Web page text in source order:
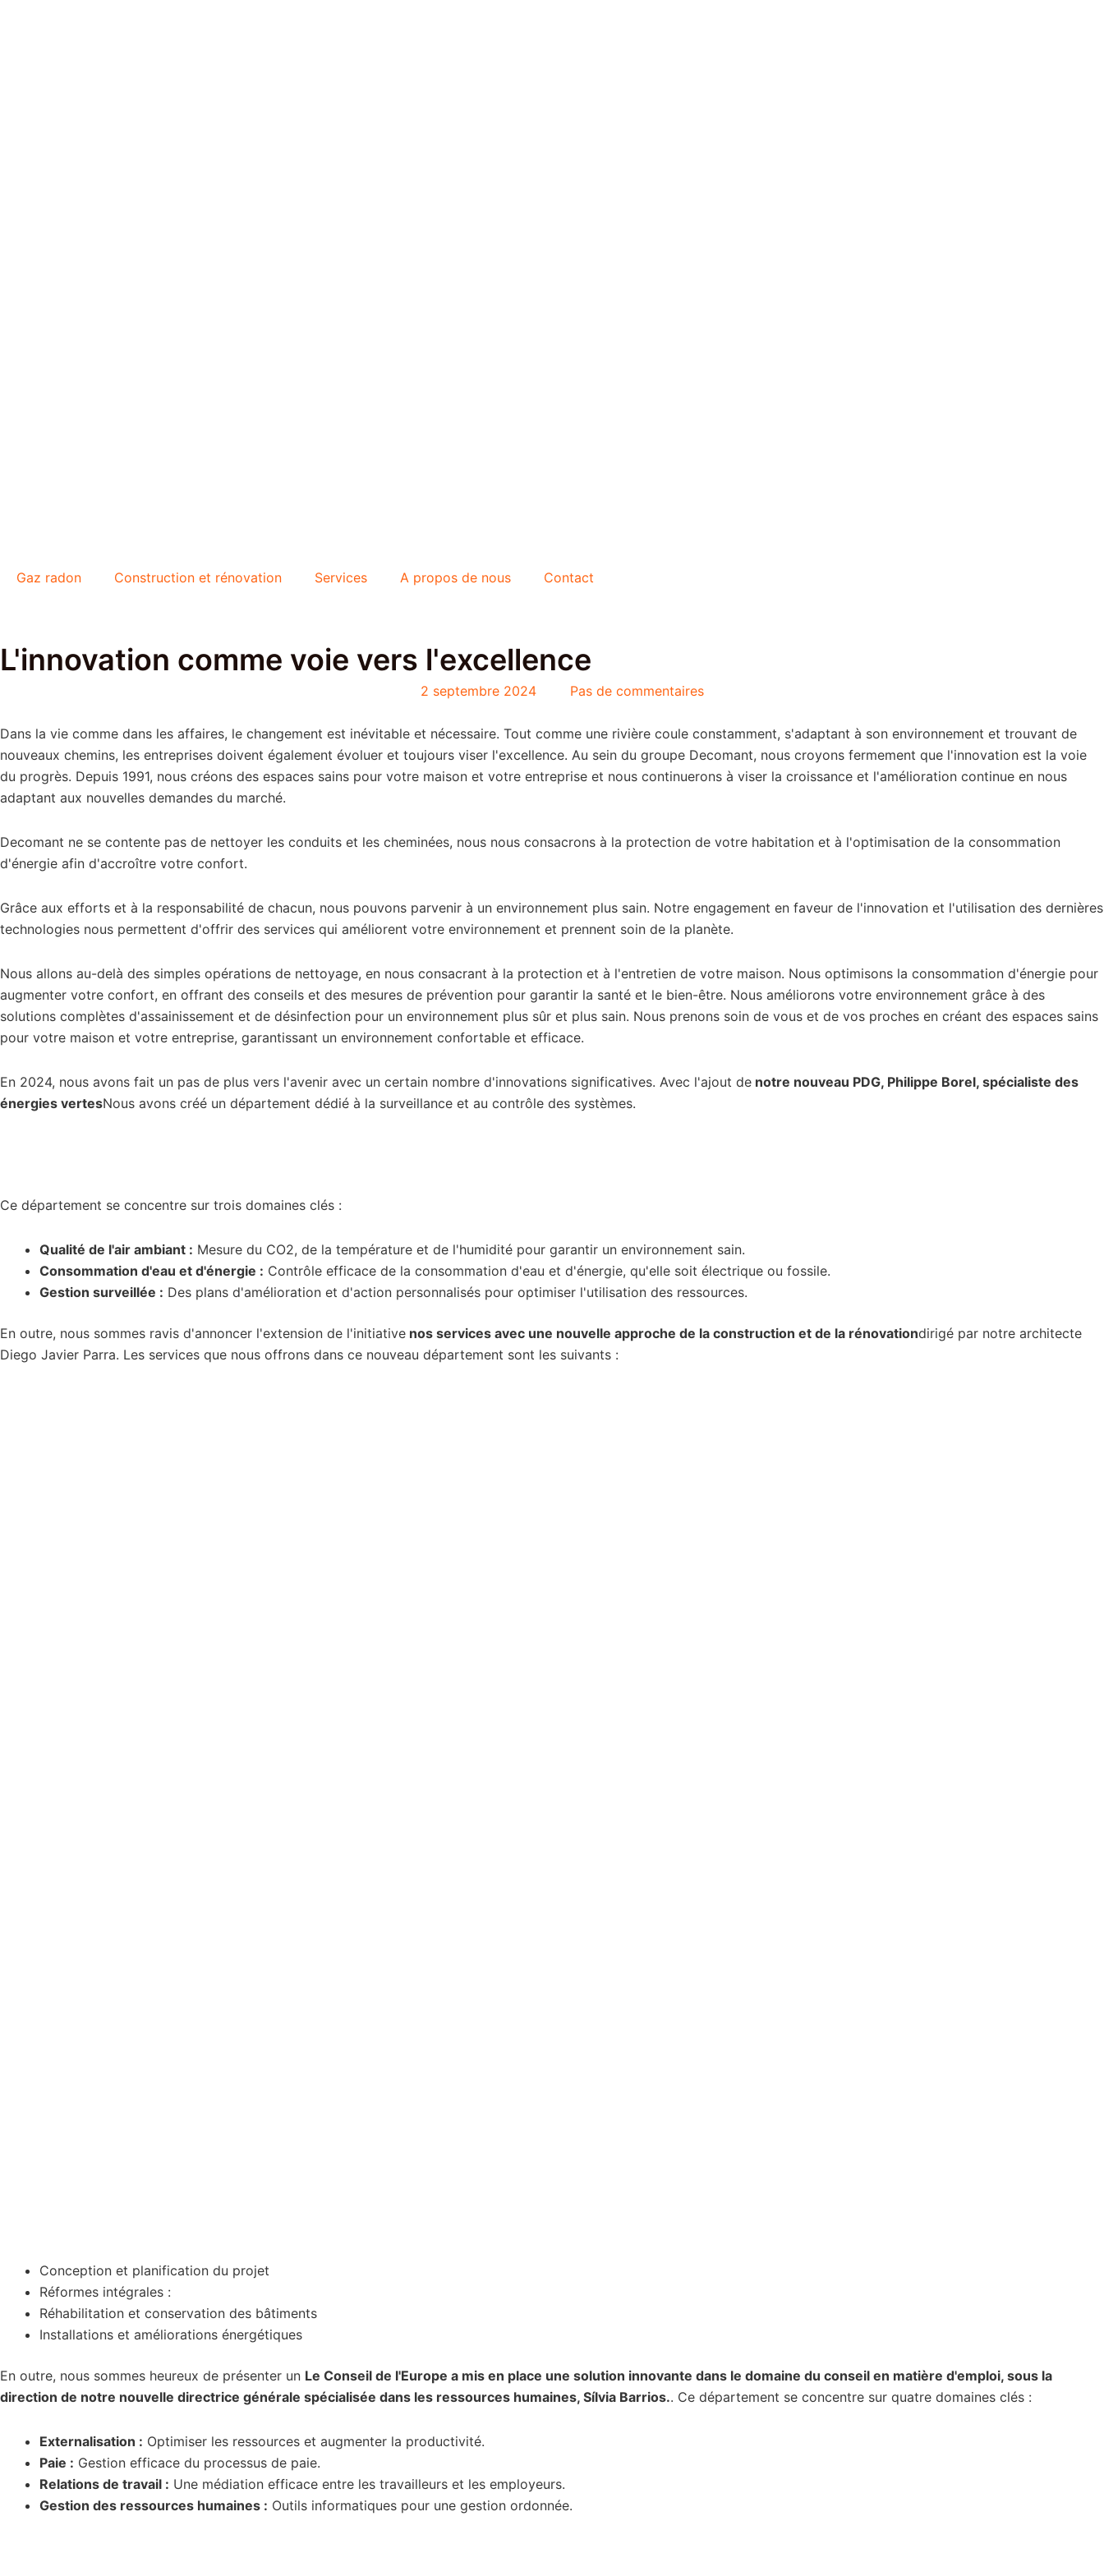
Gaz radon Construction et rénovation Services A propos de nous Contact
L'innovation comme voie vers l'excellence
2 septembre 2024 Pas de commentaires
Dans la vie comme dans les affaires, le changement est inévitable et nécessaire. Tout comme une rivière coule constamment, s'adaptant à son environnement et trouvant de
nouveaux chemins, les entreprises doivent également évoluer et toujours viser l'excellence. Au sein du groupe Decomant, nous croyons fermement que l'innovation est la voie
du progrès. Depuis 1991, nous créons des espaces sains pour votre maison et votre entreprise et nous continuerons à viser la croissance et l'amélioration continue en nous
adaptant aux nouvelles demandes du marché.
Decomant ne se contente pas de nettoyer les conduits et les cheminées, nous nous consacrons à la protection de votre habitation et à l'optimisation de la consommation
d'énergie afin d'accroître votre confort.
Grâce aux efforts et à la responsabilité de chacun, nous pouvons parvenir à un environnement plus sain. Notre engagement en faveur de l'innovation et l'utilisation des dernières
technologies nous permettent d'offrir des services qui améliorent votre environnement et prennent soin de la planète.
Nous allons au-delà des simples opérations de nettoyage, en nous consacrant à la protection et à l'entretien de votre maison. Nous optimisons la consommation d'énergie pour
augmenter votre confort, en offrant des conseils et des mesures de prévention pour garantir la santé et le bien-être. Nous améliorons votre environnement grâce à des
solutions complètes d'assainissement et de désinfection pour un environnement plus sûr et plus sain. Nous prenons soin de vous et de vos proches en créant des espaces sains
pour votre maison et votre entreprise, garantissant un environnement confortable et efficace.
En 2024, nous avons fait un pas de plus vers l'avenir avec un certain nombre d'innovations significatives. Avec l'ajout de notre nouveau PDG, Philippe Borel, spécialiste des
énergies vertesNous avons créé un département dédié à la surveillance et au contrôle des systèmes.
Ce département se concentre sur trois domaines clés :
Qualité de l'air ambiant : Mesure du CO2, de la température et de l'humidité pour garantir un environnement sain.
Consommation d'eau et d'énergie : Contrôle efficace de la consommation d'eau et d'énergie, qu'elle soit électrique ou fossile.
Gestion surveillée : Des plans d'amélioration et d'action personnalisés pour optimiser l'utilisation des ressources.
En outre, nous sommes ravis d'annoncer l'extension de l'initiative nos services avec une nouvelle approche de la construction et de la rénovationdirigé par notre architecte
Diego Javier Parra. Les services que nous offrons dans ce nouveau département sont les suivants :
Conception et planification du projet
Réformes intégrales :
Réhabilitation et conservation des bâtiments
Installations et améliorations énergétiques
En outre, nous sommes heureux de présenter un Le Conseil de l'Europe a mis en place une solution innovante dans le domaine du conseil en matière d'emploi, sous la
direction de notre nouvelle directrice générale spécialisée dans les ressources humaines, Sílvia Barrios.. Ce département se concentre sur quatre domaines clés :
Externalisation : Optimiser les ressources et augmenter la productivité.
Paie : Gestion efficace du processus de paie.
Relations de travail : Une médiation efficace entre les travailleurs et les employeurs.
Gestion des ressources humaines : Outils informatiques pour une gestion ordonnée.